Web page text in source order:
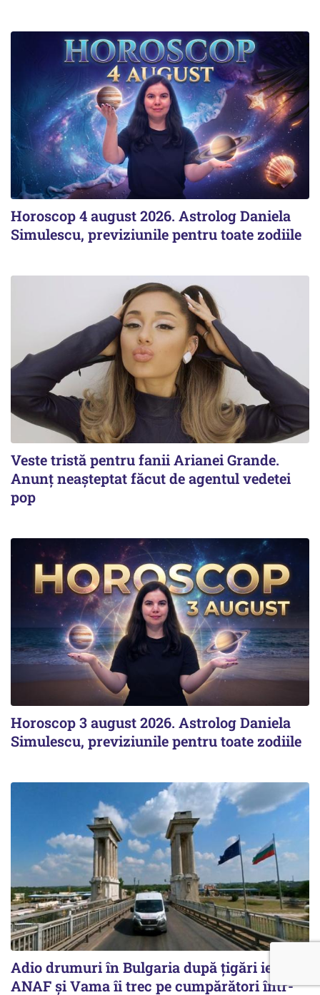
Horoscop 4 august 2026. Astrolog Daniela
Simulescu, previziunile pentru toate zodiile
Veste tristă pentru fanii Arianei Grande.
Anunț neașteptat făcut de agentul vedetei
pop
Horoscop 3 august 2026. Astrolog Daniela
Simulescu, previziunile pentru toate zodiile
Adio drumuri în Bulgaria după țigări ieftine.
ANAF și Vama îi trec pe cumpărători într-